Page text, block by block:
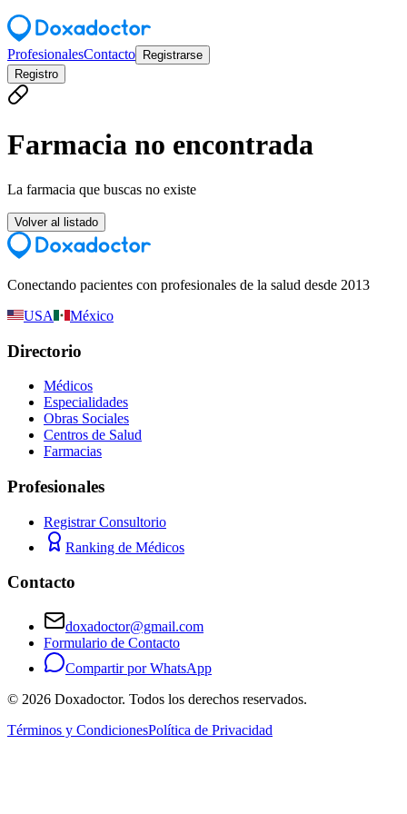
ProfesionalesContacto
Registrarse
Registro
Farmacia no encontrada
La farmacia que buscas no existe
Volver al listado
Conectando pacientes con profesionales de la salud desde 2013
USA
México
Directorio
Médicos
Especialidades
Obras Sociales
Centros de Salud
Farmacias
Profesionales
Registrar Consultorio
Ranking de Médicos
Contacto
doxadoctor@gmail.com
Formulario de Contacto
Compartir por WhatsApp
© 2026 Doxadoctor. Todos los derechos reservados.
Términos y CondicionesPolítica de Privacidad